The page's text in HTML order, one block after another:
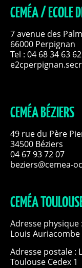
CEMÉA / ECOLE
7 avenue des
66000 Perpignan
Tel : 04 68 34 63 62
CEMÉA BÉZIERS
49 rue du Père
34500 Béziers
04 67 93 72 07
beziers@cemea-
CEMÉA
Adresse
Louis
Adresse postale :
Toulouse Cedex 1